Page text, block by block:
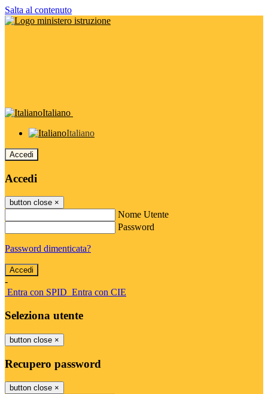
Salta al contenuto
Italiano
Italiano
Accedi
Accedi
button close ×
Nome Utente
Password
Password dimenticata?
-
Entra con SPID Entra con CIE
Seleziona utente
button close ×
Recupero password
button close ×